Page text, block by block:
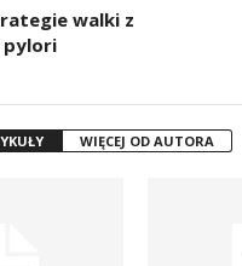
walki z
pylori
WIĘCEJ OD AUTORA